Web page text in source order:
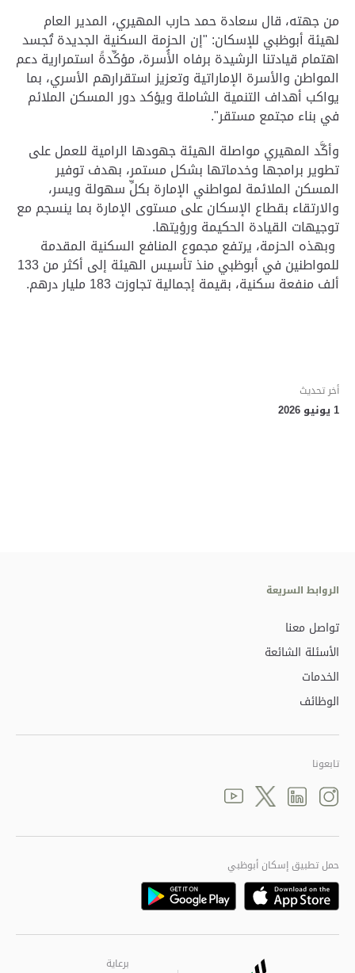
من جهته، قال سعادة حمد حارب المهيري، المدير العام
لهيئة أبوظبي للإسكان: "إن الحزمة السكنية الجديدة تُجسد
اهتمام قيادتنا الرشيدة برفاه الأُسرة، مؤكِّدةً استمرارية دعم
المواطن والأسرة الإماراتية وتعزيز استقرارهم الأسري، بما
يواكب أهداف التنمية الشاملة ويؤكد دور المسكن الملائم
في بناء مجتمع مستقر".
وأكَّد المهيري مواصلة الهيئة جهودها الرامية للعمل على
تطوير برامجها وخدماتها بشكل مستمر، بهدف توفير
المسكن الملائمة لمواطني الإمارة بكلِّ سهولة ويسر،
والارتقاء بقطاع الإسكان على مستوى الإمارة بما ينسجم مع
توجيهات القيادة الحكيمة ورؤيتها.
وبهذه الحزمة، يرتفع مجموع المنافع السكنية المقدمة
للمواطنين في أبوظبي منذ تأسيس الهيئة إلى أكثر من 133
ألف منفعة سكنية، بقيمة إجمالية تجاوزت 183 مليار درهم.
أخر تحديث
1 يونيو 2026
الروابط السريعة
تواصل معنا
الأسئلة الشائعة
الخدمات
الوظائف
تابعونا
instagram
linkedin
Twitter
Youtube
حمل تطبيق إسكان أبوظبي
Appstore
Playstore
برعاية